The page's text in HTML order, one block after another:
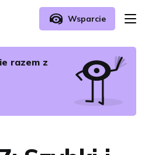
Wsparcie
z Obmify?
razem z